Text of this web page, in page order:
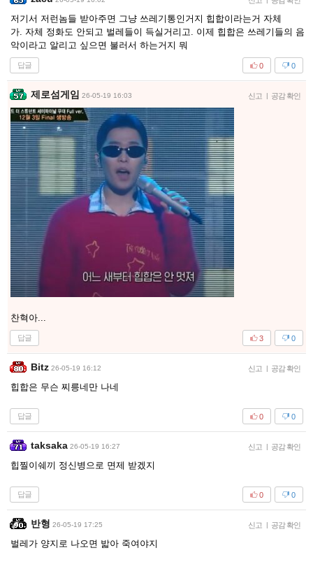
저기서 저런놈들 받아주면 그냥 쓰레기통인거지 힙합이라는거 자체
가. 자체 정화도 안되고 벌레들이 득실거리고. 이제 힙합은 쓰레기들의 음
악이라고 알리고 싶으면 불러서 하는거지 뭐
답글 0
0
제로섬게임 26-05-19 16:03 신고 공감 확인
찬혁아...
답글 0
3
Bitz 26-05-19 16:12 신고 공감 확인
힙합은 무슨 찌릉네만 나네
답글 0
0
taksaka 26-05-19 16:27 신고 공감 확인
힙찔이쉐끼 정신병으로 면제 받겠지
답글 0
0
반형 26-05-19 17:25 신고 공감 확인
벌레가 양지로 나오면 밟아 죽여야지